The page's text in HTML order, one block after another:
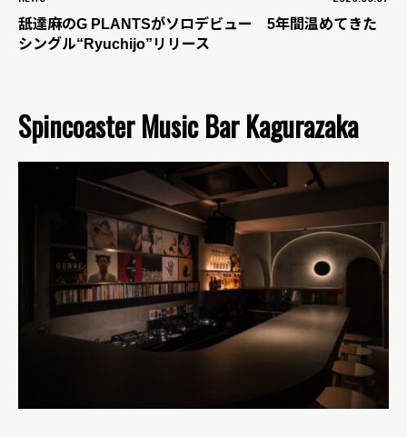
舐達麻のG PLANTSがソロデビュー 5年間温めてきた
シングル“Ryuchijo”リリース
Spincoaster Music Bar Kagurazaka